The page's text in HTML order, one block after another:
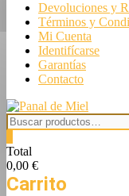
barra
superior
Devoluciones y
Términos y
Mi Cuenta
Identifícarse
Garantías
Contacto
Buscar
por:
Total
0,00 €
Carrito